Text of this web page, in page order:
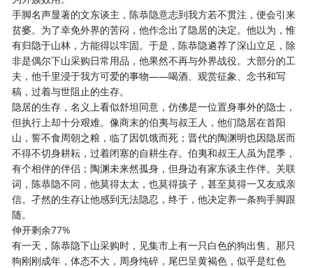
手脚名声显著的文东谈主，陈恭隐意志到我方若不贯注，便会引来
贫窭。为了幸免外界的苦闷，他作念出了隐居的决定。他以为，惟
有归隐于山林，方能得以牢固。于是，陈恭隐遴荐了深山立足，除
非是偶尔下山采购日常用品，他果然不再与外界战役。大部分的工
夫，他千里浸于我方可爱的事物——喝酒、观赏征象、念书和写
稿，过着与世阻止的生存。
隐居的生存，名义上看似舒坦同意，仿佛是一位置身事外的隐士，
但执行上却十分艰难。像商末的伯夷与叔王人，他们隐居在首阳
山，誓不食周朝之粮，临了因饥饿而死；晋代的陶渊明也因隐居而
不得不切身耕耘，过着闭塞的自耕生存。伯夷和叔王人虽为昆季，
有个相伴的伴侣；陶渊未来然孤身，但身边有家东谈主作伴。关联
词，陈恭隐不同，他莫得太太，也莫得孩子，甚至莫得一又友或亲
信。孑然的生存让他感到无法隐忍，终于，他决定养一条狗手脚跟
随。
伸开剩余77%
有一天，陈恭隐下山采购时，见集市上有一只白色的狗出售。那只
狗刚刚成年，体态不大，周身纯碎，尾巴呈黄褐色，似乎是红色